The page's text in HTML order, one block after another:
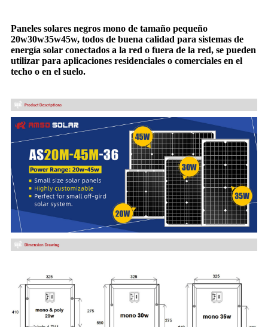
Paneles solares negros mono de tamaño pequeño
20w30w35w45w, todos de buena calidad para sistemas de
energía solar conectados a la red o fuera de la red, se pueden
utilizar para aplicaciones residenciales o comerciales en el
techo o en el suelo.